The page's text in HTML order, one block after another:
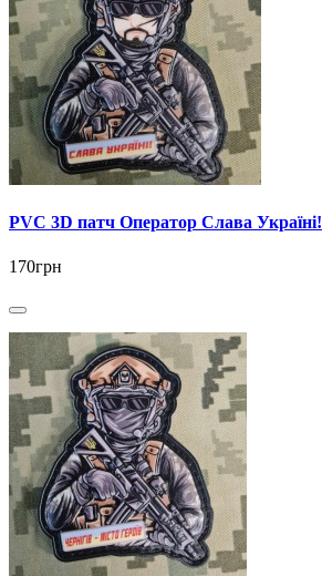
PVC 3D патч Оператор Слава Україні!
170грн